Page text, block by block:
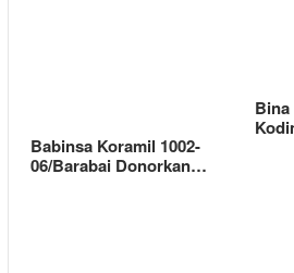
Babinsa Koramil 1002-
06/Barabai Donorkan…